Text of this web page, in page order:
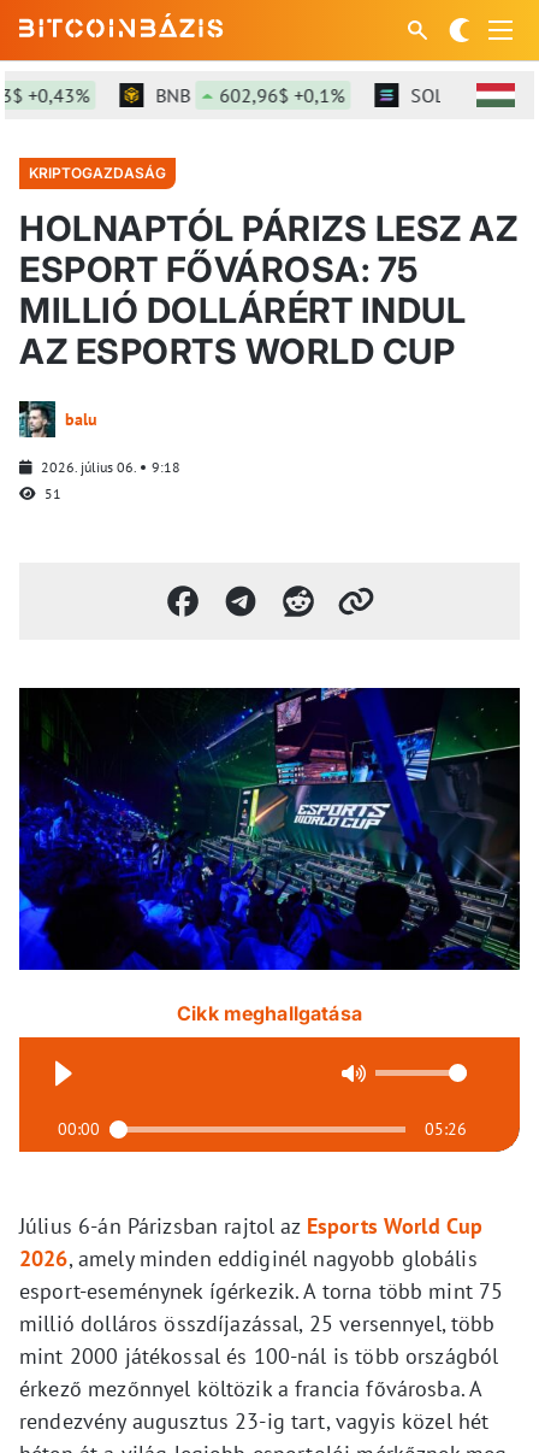
BNB 602,96$ +0,1% SOL 76,89$
KRIPTOGAZDASÁG
HOLNAPTÓL PÁRIZS LESZ AZ
ESPORT FŐVÁROSA: 75
MILLIÓ DOLLÁRÉRT INDUL
AZ ESPORTS WORLD CUP
balu
2026. július 06.
9:18
51
Cikk meghallgatása
00:00 05:26
Július 6-án Párizsban rajtol az Esports World Cup
2026, amely minden eddiginél nagyobb globális
esport-eseménynek ígérkezik. A torna több mint 75
millió dolláros összdíjazással, 25 versennyel, több
mint 2000 játékossal és 100-nál is több országból
érkező mezőnnyel költözik a francia fővárosba. A
rendezvény augusztus 23-ig tart, vagyis közel hét